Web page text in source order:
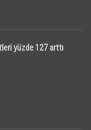
yüzde 127 arttı